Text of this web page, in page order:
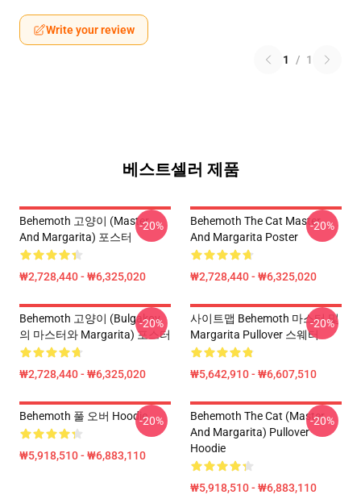
Write your review
1 / 1
베스트셀러 제품
Behemoth 고양이 (Master
And Margarita) 포스터
₩2,728,440 - ₩6,325,020
-20%
Behemoth The Cat Master
And Margarita Poster
₩2,728,440 - ₩6,325,020
-20%
Behemoth 고양이 (Bulgakov
의 마스터와 Margarita) 포스터
₩2,728,440 - ₩6,325,020
-20%
사이트맵 Behemoth 마스터 및
Margarita Pullover 스웨터
₩5,642,910 - ₩6,607,510
-20%
Behemoth 풀 오버 Hoodie
₩5,918,510 - ₩6,883,110
-20%
Behemoth The Cat (Master
And Margarita) Pullover
Hoodie
₩5,918,510 - ₩6,883,110
-20%